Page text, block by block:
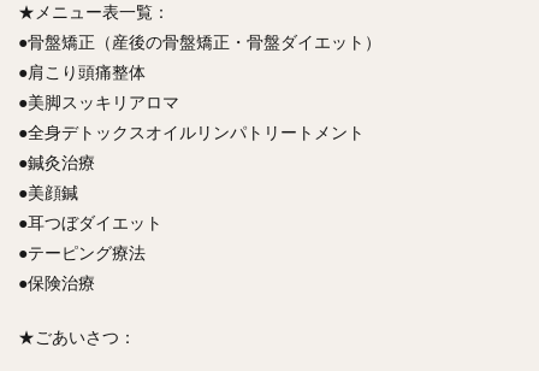
★メニュー表一覧：
●骨盤矯正（産後の骨盤矯正・骨盤ダイエット）
●肩こり頭痛整体
●美脚スッキリアロマ
●全身デトックスオイルリンパトリートメント
●鍼灸治療
●美顔鍼
●耳つぼダイエット
●テーピング療法
●保険治療
★ごあいさつ：